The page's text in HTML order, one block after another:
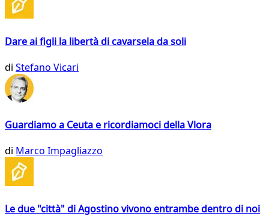
Dare ai figli la libertà di cavarsela da soli
di Stefano Vicari
Guardiamo a Ceuta e ricordiamoci della Vlora
di Marco Impagliazzo
Le due "città" di Agostino vivono entrambe dentro di noi